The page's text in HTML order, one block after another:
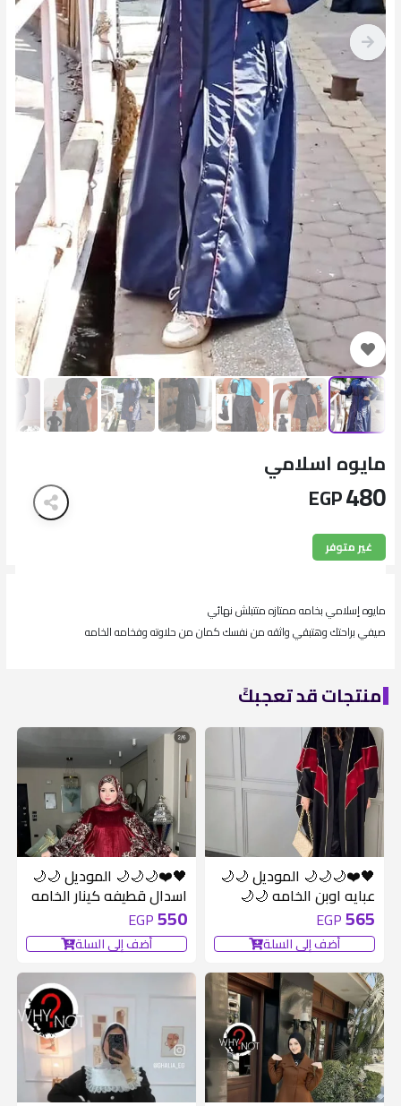
مايوه اسلامي
480
EGP
غير متوفر
مايوه إسلامي بخامه ممتازه متتبلش نهائي
صيفي براحتك وهتبقي واثقه من نفسك كمان من حلاوته وفخامه الخامه
منتجات قد تعجبكً
🖤❤️🌙🌙🌙 الموديل 🌙🌙
عبايه اوبن الخامه 🌙🌙
بدهبي المقاس 🌙🌙ون
سايز الي 85:90ك
565
EGP
أضف إلى السلة
🖤❤️🌙🌙🌙 الموديل 🌙🌙
اسدال قطيفه كينار الخامه
🌙🌙قطيفه فرنساوى
المقاس 🌙🌙ون سايز الي
ل 120 كيلو
550
EGP
أضف إلى السلة